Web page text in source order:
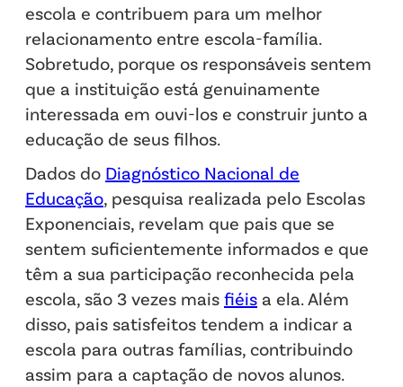
escola e contribuem para um melhor
relacionamento entre escola-família.
Sobretudo, porque os responsáveis sentem
que a instituição está genuinamente
interessada em ouvi-los e construir junto a
educação de seus filhos.
Dados do Diagnóstico Nacional de
Educação, pesquisa realizada pelo Escolas
Exponenciais, revelam que pais que se
sentem suficientemente informados e que
têm a sua participação reconhecida pela
escola, são 3 vezes mais fiéis a ela. Além
disso, pais satisfeitos tendem a indicar a
escola para outras famílias, contribuindo
assim para a captação de novos alunos.